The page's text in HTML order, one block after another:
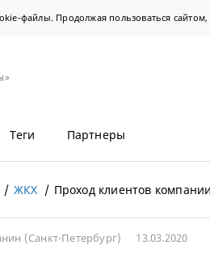
файлы. Продолжая пользоваться
Теги Партнеры
ЖКХ Проход клиентов
(Санкт-Петербург) 13.03.2020